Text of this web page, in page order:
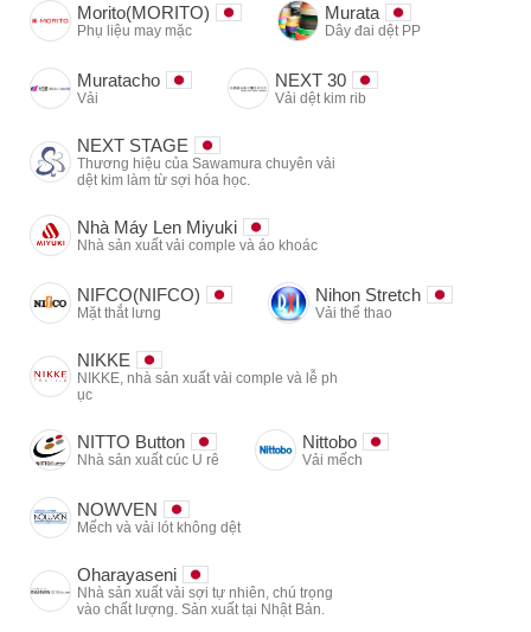
Morito(MORITO)
Phụ liệu may mặc
Murata
Dây đai dệt PP
Muratacho
Vải
NEXT 30
Vải dệt kim rib
NEXT STAGE
Thương hiệu của Sawamura chuyên vải
dệt kim làm từ sợi hóa học.
Nhà Máy Len Miyuki
Nhà sản xuất vải comple và áo khoác
NIFCO(NIFCO)
Mặt thắt lưng
Nihon Stretch
Vải thể thao
NIKKE
NIKKE, nhà sản xuất vải comple và lễ ph
ục
NITTO Button
Nhà sản xuất cúc U rê
Nittobo
Vải mếch
NOWVEN
Mếch và vải lót không dệt
Oharayaseni
Nhà sản xuất vải sợi tự nhiên, chú trọng
vào chất lượng. Sản xuất tại Nhật Bản.